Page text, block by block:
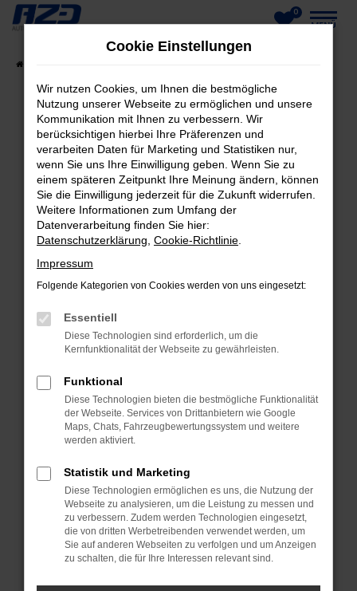
Zum
springen
0
MENÜ
FEHLER: NETWORK ERROR
Beim Laden ist ein Fehler aufgetreten.
Hier sind ein paar Tipps, die dir helfen können:
Überprüfe deine Firewall und deine
Internetverbindung.
Laden andere Webseiten, zum Beispiel deine
Suchmaschine?
Manche Erweiterungen, wie Werbeblocker,
können das Laden bestimmter Seiten
verhindern. Funktioniert die Seite in einem
anderen Browser oder in einem privaten
Fenster?
Starte dein Gerät neu.
Das kann manchmal helfen, vorübergehende
Stelle sicher, dass dein Browser und dein
Betriebssystem auf dem neuesten Stand
sind.
Veraltete Software birgt nicht nur ein
Sicherheitsrisiko, sondern kann auch dazu
führen, dass bestimmte Funktionen nicht mehr
Cookie Einstellungen
Wir nutzen Cookies, um Ihnen die bestmögliche
Nutzung unserer Webseite zu ermöglichen und unsere
Kommunikation mit Ihnen zu verbessern. Wir
berücksichtigen hierbei Ihre Präferenzen und
verarbeiten Daten für Marketing und Statistiken nur,
wenn Sie uns Ihre Einwilligung geben. Wenn Sie zu
einem späteren Zeitpunkt Ihre Meinung ändern, können
Sie die Einwilligung jederzeit für die Zukunft widerrufen.
Weitere Informationen zum Umfang der
Datenverarbeitung finden Sie hier:
Datenschutzerklärung Cookie-Richtlinie
Impressum
Folgende Kategorien von Cookies werden von uns eingesetzt:
Essentiell
Diese Technologien sind erforderlich, um die
Kernfunktionalität der Webseite zu gewährleisten.
Funktional
Diese Technologien bieten die bestmögliche Funktionalität
der Webseite. Services von Drittanbietern wie Google
Maps, Chats, Fahrzeugbewertungssystem und weitere
werden aktiviert.
Statistik und Marketing
Diese Technologien ermöglichen es uns, die Nutzung der
Webseite zu analysieren, um die Leistung zu messen und
zu verbessern. Zudem werden Technologien eingesetzt,
die von dritten Werbetreibenden verwendet werden, um
Sie auf anderen Webseiten zu verfolgen und um Anzeigen
zu schalten, die für Ihre Interessen relevant sind.